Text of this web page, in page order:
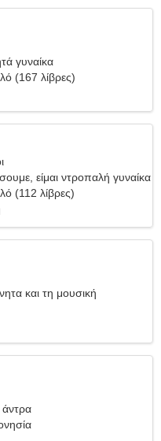
γυναίκα
(167 λίβρες)
είμαι ντροπαλή γυναίκα
(112 λίβρες)
και τη μουσική
άντρα